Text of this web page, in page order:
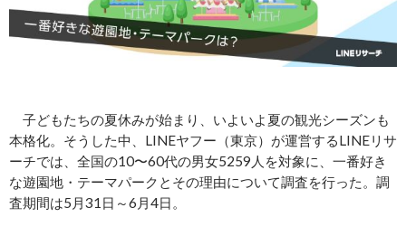
子どもたちの夏休みが始まり、いよいよ夏の観光シーズンも
本格化。そうした中、LINEヤフー（東京）が運営するLINEリサ
ーチでは、全国の10〜60代の男女5259人を対象に、一番好き
な遊園地・テーマパークとその理由について調査を行った。調
査期間は5月31日～6月4日。